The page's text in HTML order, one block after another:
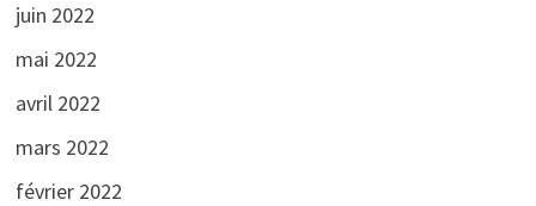
juin 2022
mai 2022
avril 2022
mars 2022
février 2022